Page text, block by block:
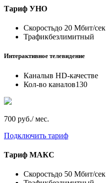
Тариф УНО
Скоростьдо 20 Мбит/сек
Трафикбезлимитный
Интерактивное телевидение
Каналыв HD-качестве
Кол-во каналов130
700 руб./ мес.
Подключить тариф
Тариф МАКС
Скоростьдо 50 Мбит/сек